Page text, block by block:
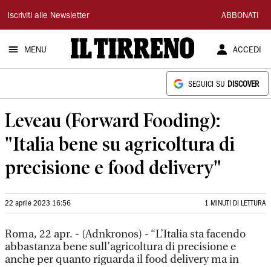
Il
Tirreno
Iscriviti alle Newsletter ABBONATI
MENU ACCEDI
SEGUICI SU DISCOVER
Leveau (Forward Fooding):
"Italia bene su agricoltura di
precisione e food delivery"
22 aprile 2023 16:56 1 MINUTI DI LETTURA
Roma, 22 apr. - (Adnkronos) - “L’Italia sta facendo
abbastanza bene sull’agricoltura di precisione e
anche per quanto riguarda il food delivery ma in